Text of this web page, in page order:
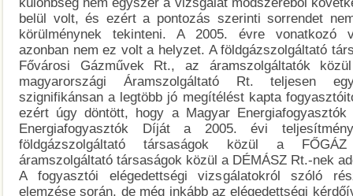
belül volt, és ezért a pontozás szerinti sorrendet
körülménynek tekinteni. A 2005. évre vonatkozó
azonban nem ez volt a helyzet. A földgázszolgáltató
Fővárosi Gázművek Rt., az áramszolgáltatók
magyarországi Áramszolgáltató Rt. teljesen
szignifikánsan a legtöbb jó megítélést kapta
ezért úgy döntött, hogy a Magyar Energiafogyasztók
Energiafogyasztók Díját a 2005. évi
földgázszolgáltató társaságok közül a
áramszolgáltató társaságok közül a DÉMÁSZ Rt.-nek
A fogyasztói elégedettségi vizsgálatokról szóló
elemzése során, de még inkább az elégedettségi